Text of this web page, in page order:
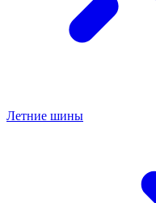
Летние шины